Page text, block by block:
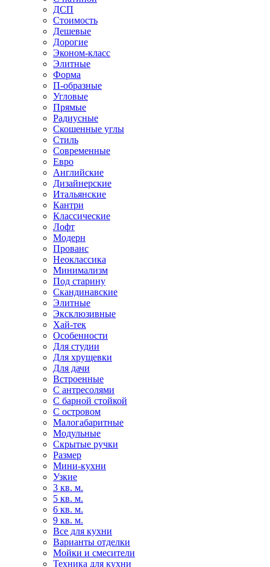
ДСП
Стоимость
Дешевые
Дорогие
Эконом-класс
Элитные
Форма
П-образные
Угловые
Прямые
Радиусные
Скошенные углы
Стиль
Современные
Евро
Английские
Дизайнерские
Итальянские
Кантри
Классические
Лофт
Модерн
Прованс
Неоклассика
Минимализм
Под старину
Скандинавские
Элитные
Эксклюзивные
Хай-тек
Особенности
Для студии
Для хрущевки
Для дачи
Встроенные
С антресолями
С барной стойкой
С островом
Малогабаритные
Модульные
Скрытые ручки
Размер
Мини-кухни
Узкие
3 кв. м.
5 кв. м.
6 кв. м.
9 кв. м.
Все для кухни
Варианты отделки
Мойки и смесители
Техника для кухни